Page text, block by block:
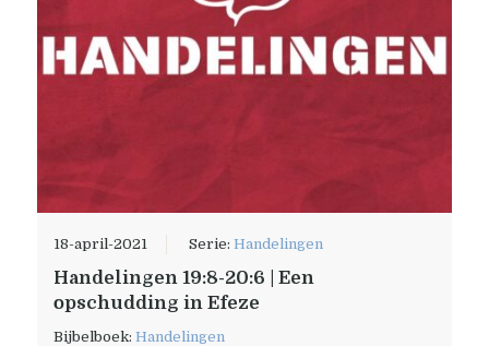
18-april-2021 Serie:Handelingen
Handelingen 19:8-20:6 | Een
opschudding in Efeze
Bijbelboek:Handelingen